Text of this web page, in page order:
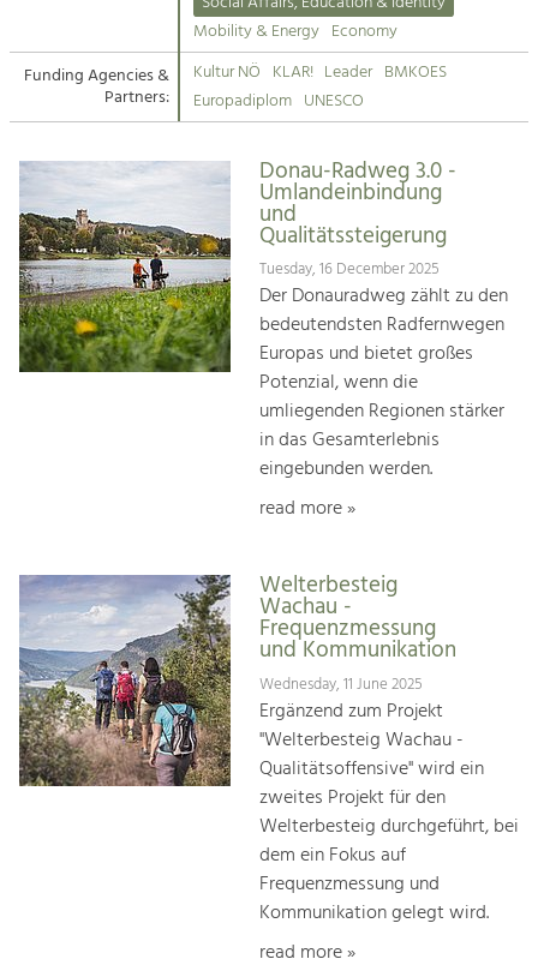
Suche
Impressum
Kontakt
Tourism
Offer Development and Positioning
Art & Culture
Crafts, Science and Research.
Social Affairs, Education
& Identity
Equality, Youth and Integration.
Climate Change, Public Transport and
Mobility & Energy Economy
Funding Agencies &
Partners:
Kultur NÖ KLAR! Leader BMKOES
Europadiplom UNESCO
Donau-Radweg 3.0 -
Umlandeinbindung
und
Qualitätssteigerung
Tuesday, 16 December 2025
Der Donauradweg zählt zu den
bedeutendsten Radfernwegen
Europas und bietet großes
Potenzial, wenn die
umliegenden Regionen stärker
in das Gesamterlebnis
eingebunden werden.
read more »
Welterbesteig
Wachau -
Frequenzmessung
und Kommunikation
Wednesday, 11 June 2025
Ergänzend zum Projekt
"Welterbesteig Wachau -
Qualitätsoffensive" wird ein
zweites Projekt für den
Welterbesteig durchgeführt, bei
dem ein Fokus auf
Frequenzmessung und
Kommunikation gelegt wird.
read more »